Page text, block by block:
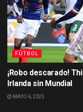
FÚTBOL
¡Robo descarado!
Irlanda sin Mundial
MAYO 6, 2025